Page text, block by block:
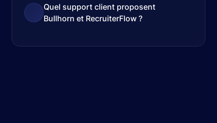
Quel support client proposent
Bullhorn et RecruiterFlow ?